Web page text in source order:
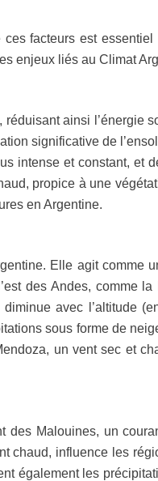
facteurs est
enjeux liés au Climat
réduisant ainsi l’énergie
significative de
intense et constant, et
propice à une
en Argentine.
Elle agit comme
des Andes, comme
avec l’altitude
sous forme de
un vent sec et
des Malouines, un
chaud, influence les
également les